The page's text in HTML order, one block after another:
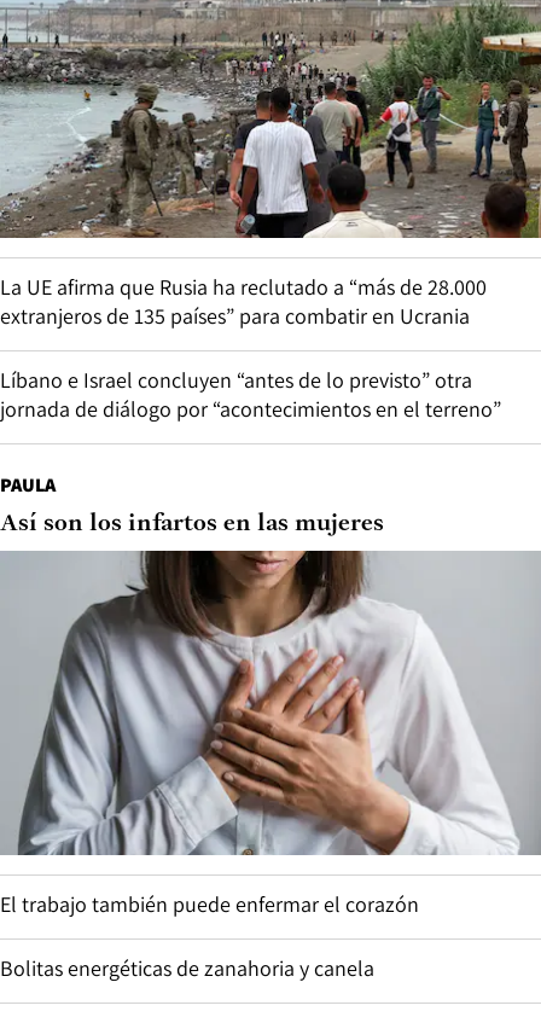
La UE afirma que Rusia ha reclutado a “más de 28.000
extranjeros de 135 países” para combatir en Ucrania
Líbano e Israel concluyen “antes de lo previsto” otra
jornada de diálogo por “acontecimientos en el terreno”
PAULA
Así son los infartos en las mujeres
El trabajo también puede enfermar el corazón
Bolitas energéticas de zanahoria y canela